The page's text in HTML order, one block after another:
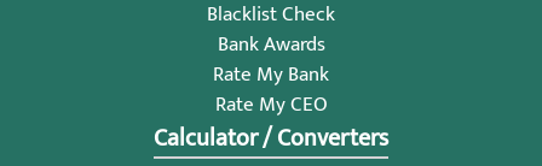
Blacklist Check
Bank Awards
Rate My Bank
Rate My CEO
Calculator / Converters